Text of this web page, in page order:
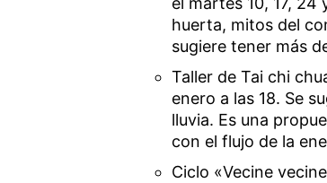
huerta, mitos del
sugiere tener más
Taller de Tai chi
enero a las 18. Se
lluvia. Es una
con el flujo de la
Ciclo «Vecine